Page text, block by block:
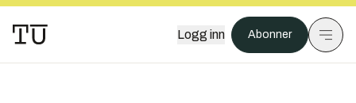
Logg inn Abonner